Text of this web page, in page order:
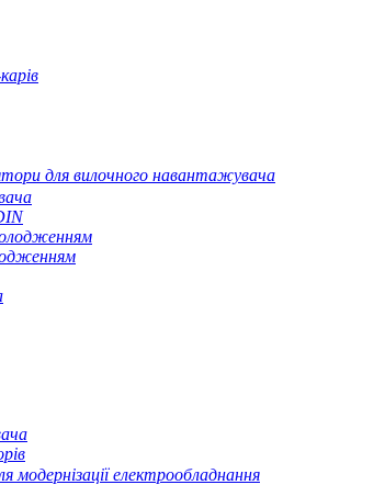
для вилочного навантажувача
модернізації електрообладнання